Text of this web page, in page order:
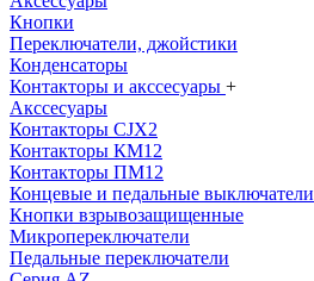
Кнопки
Переключатели, джойстики
Конденсаторы
Контакторы и акссесуары +
Акссесуары
Контакторы CJX2
Контакторы КМ12
Контакторы ПМ12
Концевые и педальные выключатели
Кнопки взрывозащищенные
Микропереключатели
Педальные переключатели